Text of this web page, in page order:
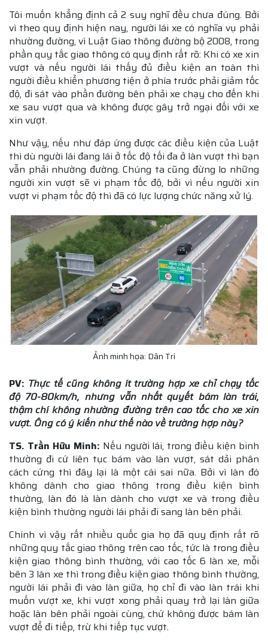
Tôi muốn khẳng định cả 2 suy nghĩ đều chưa đúng. Bởi
vì theo quy định hiện nay, người lái xe có nghĩa vụ phải
nhường đường, vì Luật Giao thông đường bộ 2008, trong
phần quy tắc giao thông có quy định rất rõ: Khi có xe xin
vượt và nếu người lái thấy đủ điều kiện an toàn thì
người điều khiển phương tiện ở phía trước phải giảm tốc
độ, đi sát vào phần đường bên phải xe chạy cho đến khi
xe sau vượt qua và không được gây trở ngại đối với xe
xin vượt.
Như vậy, nếu như đáp ứng được các điều kiện của Luật
thì dù người lái đang lái ở tốc độ tối đa ở làn vượt thì bạn
vẫn phải nhường đường. Chúng ta cũng đừng lo những
người xin vượt sẽ vi phạm tốc độ, bởi vì nếu người xin
vượt vi phạm tốc độ thì đã có lực lượng chức năng xử lý.
Ảnh minh họa: Dân Trí
PV: Thực tế cũng không ít trường hợp xe chỉ chạy tốc
độ 70-80km/h, nhưng vẫn nhất quyết bám làn trái,
thậm chí không nhường đường trên cao tốc cho xe xin
vượt. Ông có ý kiến như thế nào về trường hợp này?
TS. Trần Hữu Minh: Nếu người lái, trong điều kiện binh
thường đi cứ liên tục bám vào làn vượt, sát dải phân
cách cứng thì đây lại là một cái sai nữa. Bởi vì làn đó
không dành cho giao thông trong điều kiện bình
thường, làn đó là làn dành cho vượt xe và trong điều
kiện bình thường người lái phải đi sang làn bên phải.
Chính vì vậy rất nhiều quốc gia họ đã quy định rất rõ
những quy tắc giao thông trên cao tốc, tức là trong điều
kiện giao thông bình thường, với cao tốc 6 làn xe, mỗi
bên 3 làn xe thì trong điều kiện giao thông bình thường,
người lái phải đi vào làn giữa, họ chỉ đi vào làn trái khi
muốn vượt xe, khi vượt xong phải quay trở lại làn giữa
hoặc làn bên phải ngoài cùng, chứ không được bám làn
vượt để đi tiếp, trừ khi tiếp tục vượt.